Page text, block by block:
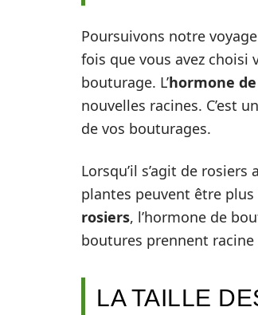
Poursuivons notre
fois que vous avez choisi
bouturage. L’hormone
nouvelles racines. C’est
de vos bouturages.
Lorsqu’il s’agit de
plantes peuvent être
rosiers, l’hormone de
boutures prennent
LA TAILLE